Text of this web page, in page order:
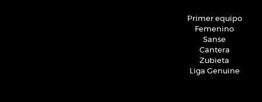
Primer equipo
Femenino
Sanse
Cantera
Zubieta
Liga Genuine